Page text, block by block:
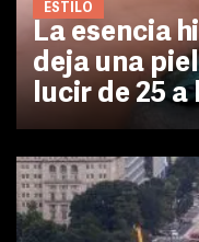
ESTILO
La esencia
deja una
lucir de 25 a